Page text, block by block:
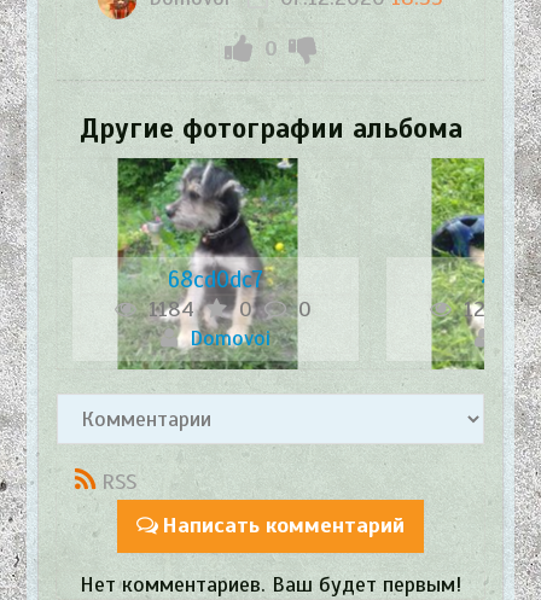
0
Другие фотографии альбома
68cd0dc7
1184 0
0
Domovoi
1231
RSS
Написать комментарий
Нет комментариев. Ваш будет первым!